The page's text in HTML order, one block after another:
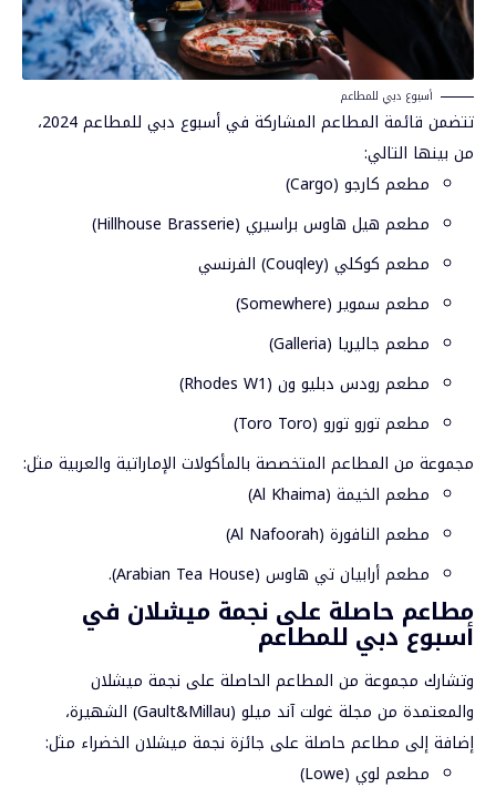
أسبوع دبي للمطاعم
تتضمن قائمة المطاعم المشاركة في أسبوع دبي للمطاعم 2024،
من بينها التالي:
مطعم كارجو (Cargo)
مطعم هيل هاوس براسيري (Hillhouse Brasserie)
مطعم كوكلي (Couqley) الفرنسي
مطعم سموير (Somewhere)
مطعم جاليريا (Galleria)
مطعم رودس دبليو ون (Rhodes W1)
مطعم تورو تورو (Toro Toro)
مجموعة من المطاعم المتخصصة بالمأكولات الإماراتية والعربية مثل:
مطعم الخيمة (Al Khaima)
مطعم النافورة (Al Nafoorah)
مطعم أرابيان تي هاوس (Arabian Tea House).
مطاعم حاصلة على نجمة ميشلان في
أسبوع دبي للمطاعم
وتشارك مجموعة من المطاعم الحاصلة على نجمة ميشلان
والمعتمدة من مجلة غولت آند ميلو (Gault&Millau) الشهيرة،
إضافة إلى مطاعم حاصلة على جائزة نجمة ميشلان الخضراء مثل:
مطعم لوي (Lowe)